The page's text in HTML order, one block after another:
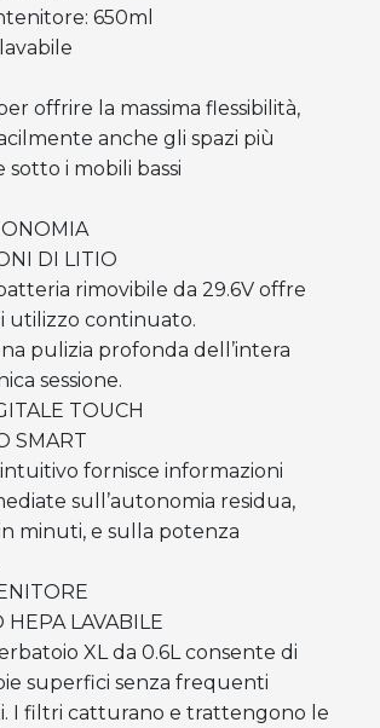
650ml
offrire la massima flessibilità,
anche gli spazi più
sotto i mobili bassi
DI LITIO
rimovibile da 29.6V offre
utilizzo continuato.
pulizia profonda dell’intera
sessione.
TOUCH
SMART
fornisce informazioni
sull’autonomia residua,
minuti, e sulla potenza
HEPA LAVABILE
XL da 0.6L consente di
superfici senza frequenti
I filtri catturano e trattengono le